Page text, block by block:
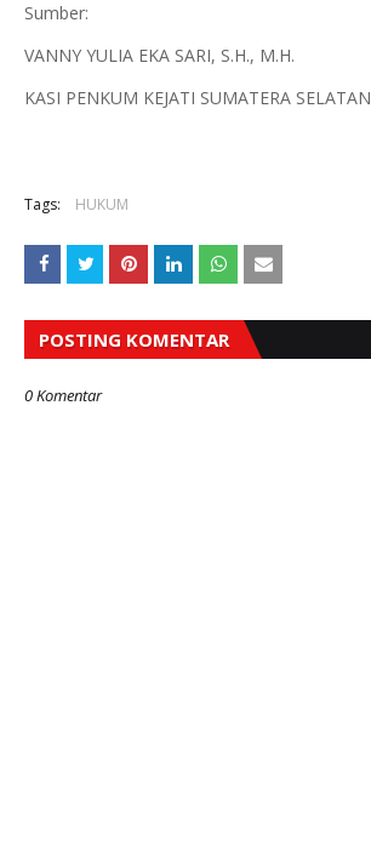
Sumber:
VANNY YULIA EKA SARI, S.H., M.H.
KASI PENKUM KEJATI SUMATERA SELATAN
Tags: HUKUM
POSTING KOMENTAR
0 Komentar